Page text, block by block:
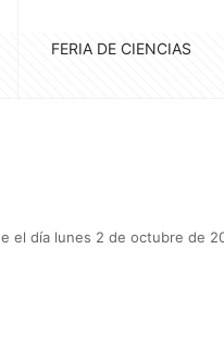
FERIA DE CIENCIAS
el día lunes 2 de octubre de